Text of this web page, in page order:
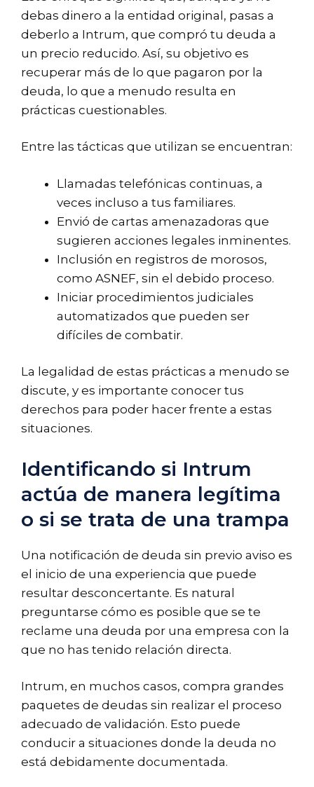
debas dinero a la entidad original, pasas a
deberlo a Intrum, que compró tu deuda a
un precio reducido. Así, su objetivo es
recuperar más de lo que pagaron por la
deuda, lo que a menudo resulta en
prácticas cuestionables.
Entre las tácticas que utilizan se encuentran:
Llamadas telefónicas continuas, a
veces incluso a tus familiares.
Envió de cartas amenazadoras que
sugieren acciones legales inminentes.
Inclusión en registros de morosos,
como ASNEF, sin el debido proceso.
Iniciar procedimientos judiciales
automatizados que pueden ser
difíciles de combatir.
La legalidad de estas prácticas a menudo se
discute, y es importante conocer tus
derechos para poder hacer frente a estas
situaciones.
Identificando si Intrum
actúa de manera legítima
o si se trata de una trampa
Una notificación de deuda sin previo aviso es
el inicio de una experiencia que puede
resultar desconcertante. Es natural
preguntarse cómo es posible que se te
reclame una deuda por una empresa con la
que no has tenido relación directa.
Intrum, en muchos casos, compra grandes
paquetes de deudas sin realizar el proceso
adecuado de validación. Esto puede
conducir a situaciones donde la deuda no
está debidamente documentada.